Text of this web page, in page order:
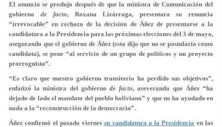
El anuncio se produjo después de que la ministra de Comunicación del
gobierno de facto, Roxana Lizárraga, presentara su renuncia
“irrevocable” en rechazo de la decisión de Áñez de presentarse a la
candidatura a la Presidencia para las próximas elecciones del 3 de mayo,
asegurando que el gobierno de Áñez (esta dijo que no se postularía como
candidata), se pone “al servicio de un grupo de políticos y un proyecto
prorroguista”.
“Es claro que nuestro gobierno transitorio ha perdido sus objetivos”,
enfatizó la ministra del gobierno de facto, aseverando que Áñez“ha
dejado de lado el mandato del pueblo boliviano” y que no ha ayudado en
nada a la “reconstrucción de la democracia”.
Áñez confirmó el pasado viernessu candidatura a la Presidencia en las